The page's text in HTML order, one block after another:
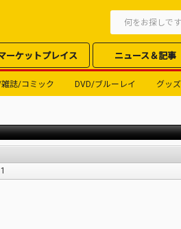
ーケットプレイス ニュース＆記事
誌/コミック DVD/ブルーレイ グッズ